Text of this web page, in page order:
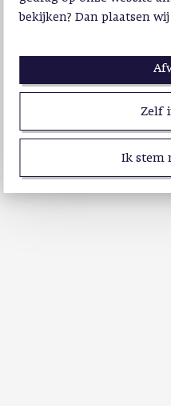
bekijken? Dan plaatsen
Zelf
Ik stem